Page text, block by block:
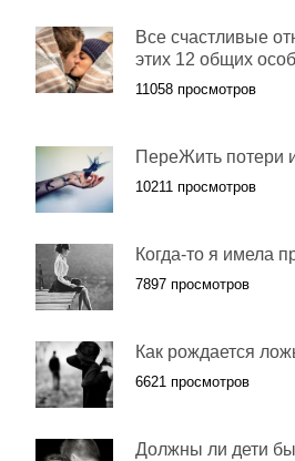
Все счастливые
этих 12 общих
11058 просмотров
ПереЖить потери
10211 просмотров
Когда-то я имела
7897 просмотров
Как рождается
6621 просмотров
Должны ли дети